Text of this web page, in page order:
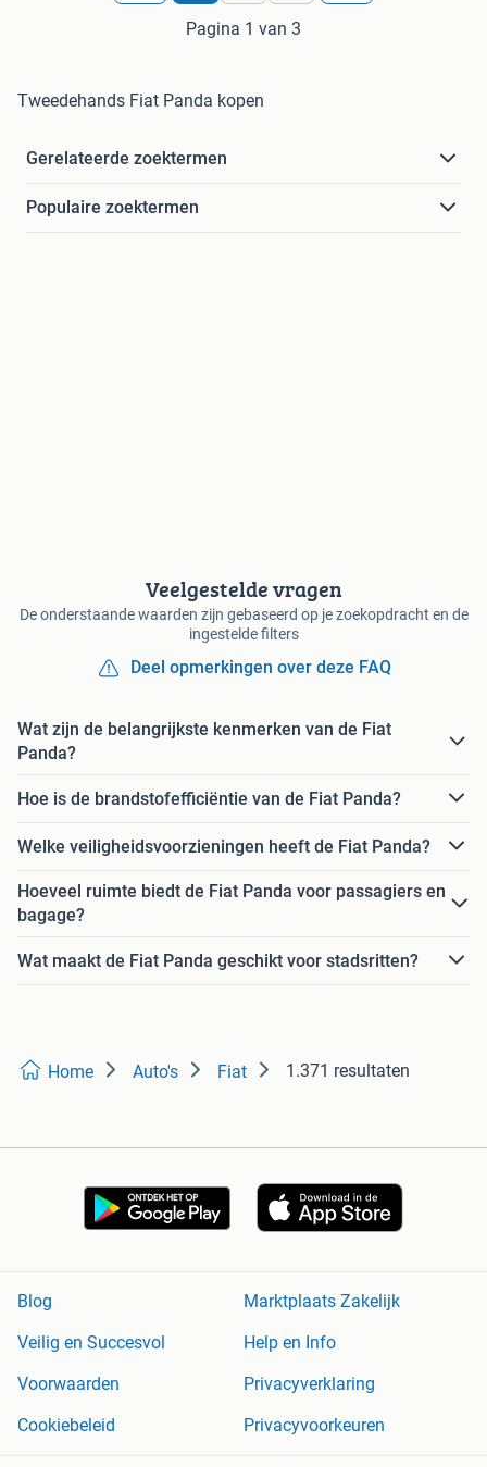
Pagina 1 van 3
Tweedehands Fiat Panda kopen
Gerelateerde zoektermen
Populaire zoektermen
Veelgestelde vragen
De onderstaande waarden zijn gebaseerd op je zoekopdracht en de
ingestelde filters
Deel opmerkingen over deze FAQ
Wat zijn de belangrijkste kenmerken van de Fiat
Panda?
Hoe is de brandstofefficiëntie van de Fiat Panda?
Welke veiligheidsvoorzieningen heeft de Fiat Panda?
Hoeveel ruimte biedt de Fiat Panda voor passagiers en
bagage?
Wat maakt de Fiat Panda geschikt voor stadsritten?
Home Auto's Fiat 1.371 resultaten
Blog
Marktplaats Zakelijk
Veilig en Succesvol
Help en Info
Voorwaarden
Privacyverklaring
Cookiebeleid
Privacyvoorkeuren